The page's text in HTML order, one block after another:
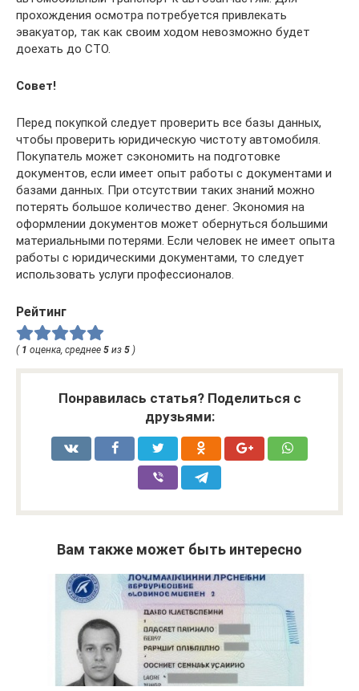
прохождения осмотра потребуется привлекать
эвакуатор, так как своим ходом невозможно будет
доехать до СТО.
Совет!
Перед покупкой следует проверить все базы данных,
чтобы проверить юридическую чистоту автомобиля.
Покупатель может сэкономить на подготовке
документов, если имеет опыт работы с документами и
базами данных. При отсутствии таких знаний можно
потерять большое количество денег. Экономия на
оформлении документов может обернуться большими
материальными потерями. Если человек не имеет опыта
работы с юридическими документами, то следует
использовать услуги профессионалов.
Рейтинг
( 1 оценка, среднее 5 из 5 )
Понравилась статья? Поделиться с
друзьями:
Вам также может быть интересно